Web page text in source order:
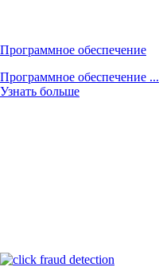
Программное обеспечение
Программное обеспечение ...
Узнать больше